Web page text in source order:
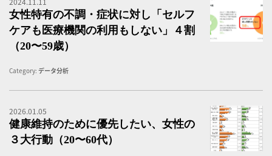
女性特有の不調・症状に対し「セルフ
ケアも医療機関の利用もしない」４割
（20〜59歳）
Category: データ分析
2026.01.05
健康維持のために優先したい、女性の
３大行動（20〜60代）